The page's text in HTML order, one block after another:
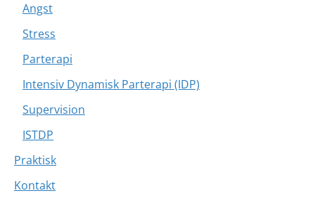
Angst
Stress
Parterapi
Intensiv Dynamisk Parterapi (IDP)
Supervision
ISTDP
Praktisk
Kontakt